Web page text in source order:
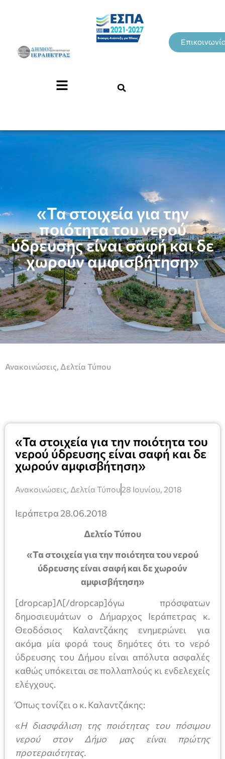
«Τα στοιχεία για την
ποιότητα του νερού
ύδρευσης είναι σαφή και δε
χωρούν αμφισβήτηση»
Ανακοινώσεις Δελτία Τύπου
«Τα στοιχεία για την ποιότητα του
νερού ύδρευσης είναι σαφή και δε
χωρούν αμφισβήτηση»
Ανακοινώσεις Δελτία Τύπου 28 Ιουνίου, 2018
Ιεράπετρα 28.06.2018
Δελτίο Τύπου
«Τα στοιχεία για την ποιότητα του νερού
ύδρευσης είναι σαφή και δε χωρούν
αμφισβήτηση»
[dropcap]Λ[/dropcap]όγω πρόσφατων
δημοσιευμάτων ο Δήμαρχος Ιεράπετρας κ.
Θεοδόσιος Καλαντζάκης ενημερώνει για
ακόμα μία φορά τους δημότες ότι το νερό
ύδρευσης του Δήμου είναι απόλυτα ασφαλές
καθώς υπόκειται σε πολλαπλούς κι ενδελεχείς
ελέγχους.
Όπως τονίζει ο κ. Καλαντζάκης:
«Η διασφάλιση της ποιότητας του πόσιμου
νερού στον Δήμο μας είναι πρώτης
προτεραιότητας.